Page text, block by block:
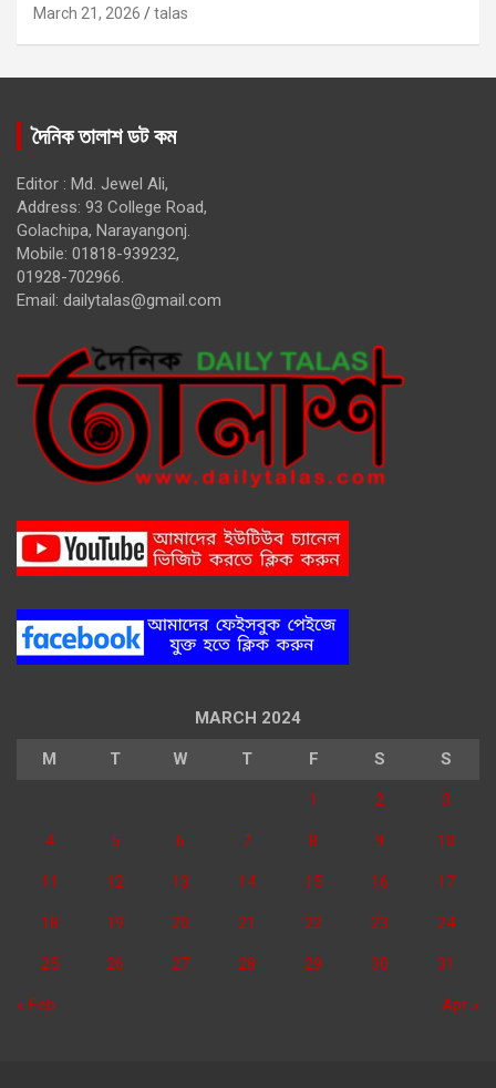
March 21, 2026 talas
দৈনিক তালাশ ডট কম
Editor : Md. Jewel Ali,
Address: 93 College Road,
Golachipa, Narayangonj.
Mobile: 01818-939232,
01928-702966.
Email: dailytalas@gmail.com
MARCH 2024
M T W T F S S
1 2 3
4 5 6 7 8 9 10
11 12 13 14 15 16 17
18 19 20 21 22 23 24
25 26 27 28 29 30 31
« Feb Apr »